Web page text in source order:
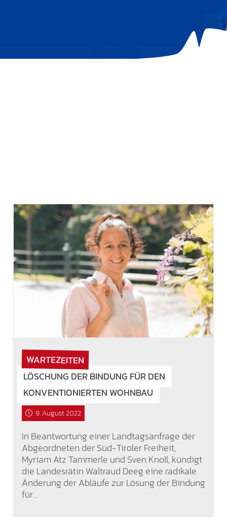
WARTEZEITEN
LÖSCHUNG DER BINDUNG FÜR DEN
KONVENTIONIERTEN WOHNBAU
9. August 2022
In Beantwortung einer Landtagsanfrage der
Abgeordneten der Süd-Tiroler Freiheit,
Myriam Atz Tammerle und Sven Knoll, kündigt
die Landesrätin Waltraud Deeg eine radikale
Änderung der Abläufe zur Lösung der Bindung
für…